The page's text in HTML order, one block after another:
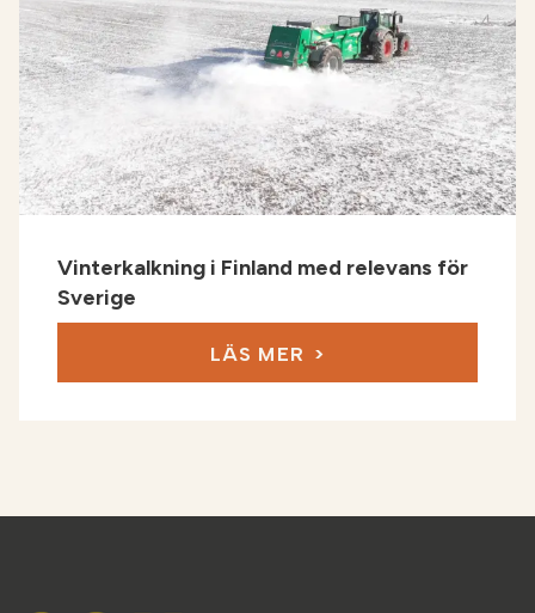
Vinterkalkning i Finland med relevans för
Sverige
LÄS MER